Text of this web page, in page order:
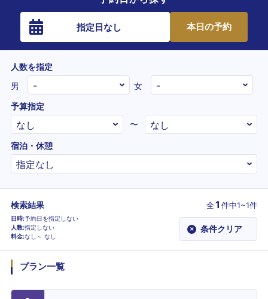
指定日なし 本日の予約
人数を指定
男
女
予算指定
〜
宿泊・休憩
検索結果 全1 件中1~1件
日時 予約日を指定しない
人数 指定しない
料金 なし～ なし
× 条件クリア
プラン一覧